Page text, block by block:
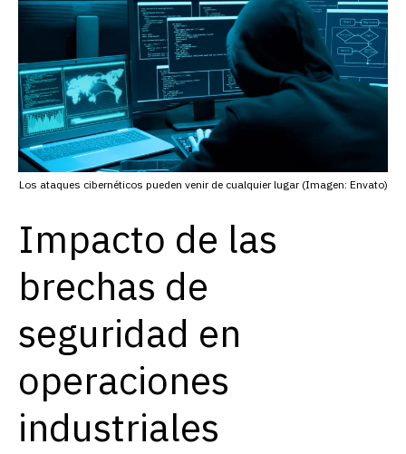
Los ataques cibernéticos pueden venir de cualquier lugar (Imagen: Envato)
Impacto de las
brechas de
seguridad en
operaciones
industriales